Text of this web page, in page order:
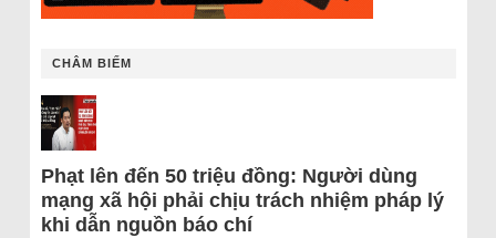
CHÂM BIẾM
Phạt lên đến 50 triệu đồng: Người dùng
mạng xã hội phải chịu trách nhiệm pháp lý
khi dẫn nguồn báo chí